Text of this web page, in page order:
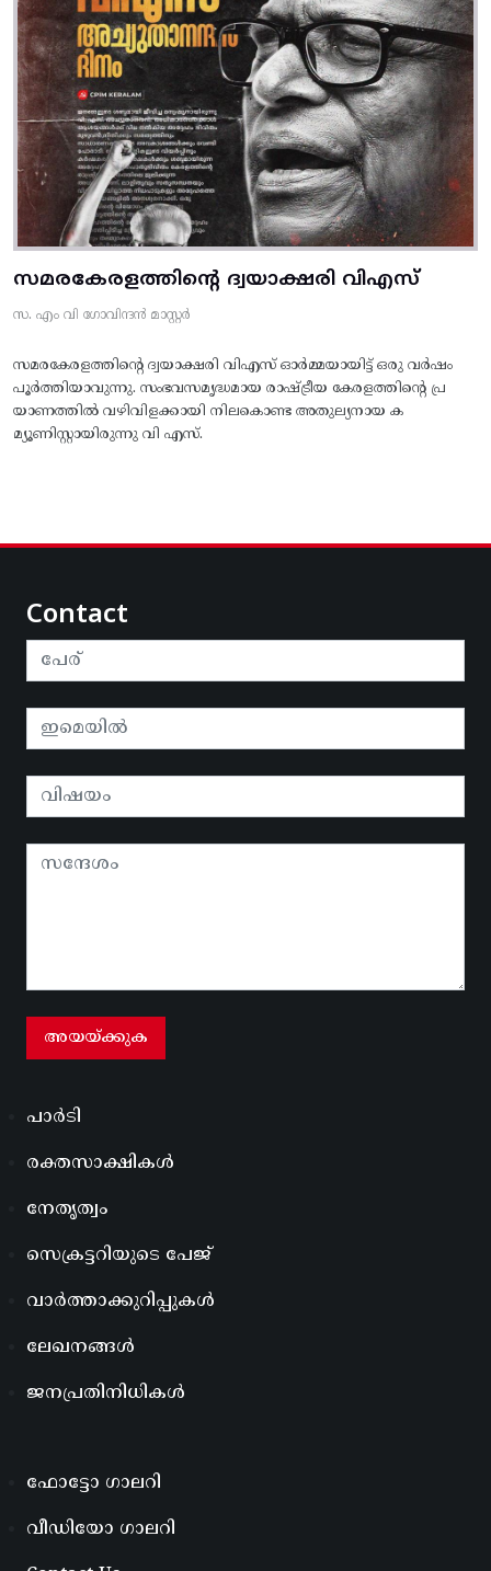
സമരകേരളത്തിൻ്റെ ദ്വയാക്ഷരി വിഎസ്
സ. എം വി ഗോവിന്ദൻ മാസ്റ്റർ
സമരകേരളത്തിൻ്റെ ദ്വയാക്ഷരി വിഎസ് ഓർമ്മയായിട്ട് ഒരു വർഷം
പൂർത്തിയാവുന്നു. സംഭവസമൃദ്ധമായ രാഷ്ട്രീയ കേരളത്തിന്റെ പ്ര
യാണത്തിൽ വഴിവിളക്കായി നിലകൊണ്ട അതുല്യനായ ക
മ്യൂണിസ്റ്റായിരുന്നു വി എസ്.
Contact
പാർടി
രക്തസാക്ഷികൾ
നേതൃത്വം
സെക്രട്ടറിയുടെ പേജ്
വാർത്താക്കുറിപ്പുകൾ
ലേഖനങ്ങൾ
ജനപ്രതിനിധികൾ
ഫോട്ടോ ഗാലറി
വീഡിയോ ഗാലറി